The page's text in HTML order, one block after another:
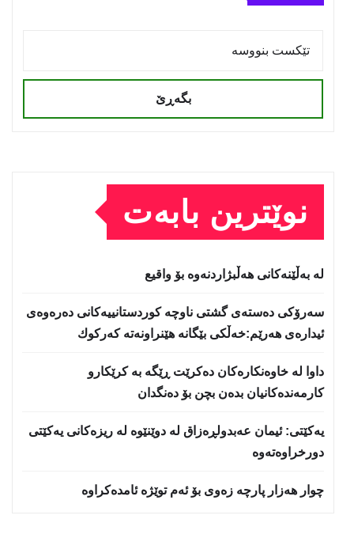
بگەڕێ
نوێترین بابەت
لە بەڵێنەکانی هەڵبژاردنەوە بۆ واقیع
سه‌رۆكی دەستەی گشتی ناوچە كوردستانییەكانی دەرەوەی
ئیدارەی هەرێم:خه‌ڵكی بێگانه‌ هێنراونه‌ته‌ كه‌ركوك
داوا لە خاوەنکارەکان دەکرێت ڕێگە بە کرێکارو
کارمەندەکانیان بدەن بچن بۆ دەنگدان
یه‌كێتی: ئیمان عه‌بدولڕه‌زاق له‌ دوێنێوه‌ له‌ ریزه‌كانی یه‌كێتی
دورخراوه‌ته‌وه‌
چوار هەزار پارچە زەوی بۆ ئەم توێژە ئامدەکراوە